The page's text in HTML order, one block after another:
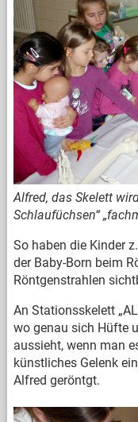
Alfred, das Skelett
Schlaufüchsen“
So haben die Kinder
der Baby-Born beim
Röntgenstrahlen
An Stationsskelett
wo genau sich Hüfte
aussieht, wenn man
künstliches Gelenk
Alfred geröntgt.